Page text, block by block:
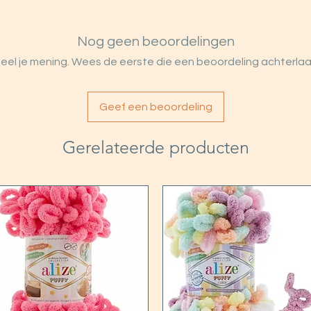
Nog geen beoordelingen
je mening. Wees de eerste die een beoordeling
Geef een beoordeling
Gerelateerde producten